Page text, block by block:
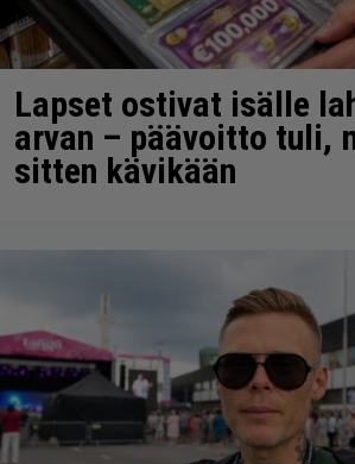
Lapset ostivat isälle
arvan – päävoitto tuli,
sitten kävikään